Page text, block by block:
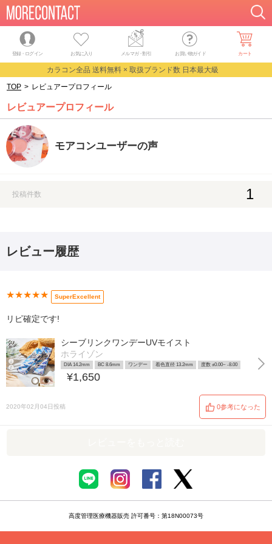
登録・ログイン お気に入り メルマガ・割引 お買い物ガイド カート
カラコン全品 送料無料 × 取扱ブランド数 日本最大級
TOP > レビュアープロフィール
レビュアープロフィール
モアコンユーザーの声
投稿件数 1
レビュー履歴
★★★★★ SuperExcellent
リピ確定です!
シーブリンクワンデーUVモイスト
ホライゾン
DIA 14.2mm BC 8.6mm ワンデー 着色直径 13.2mm 度数 ±0.00~ -8.00
¥1,650
2020年02月04日投稿 0参考になった
高度管理医療機器販売 許可番号：第18N00073号